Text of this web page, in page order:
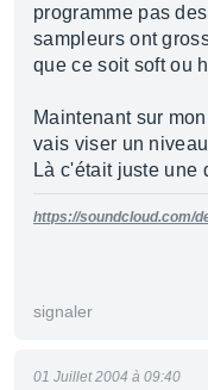
programme pas
sampleurs ont
que ce soit soft ou
Maintenant sur
vais viser un
Là c'était juste une
https://soundcloud.com/
signaler
01 Juillet 2004 à 09:40